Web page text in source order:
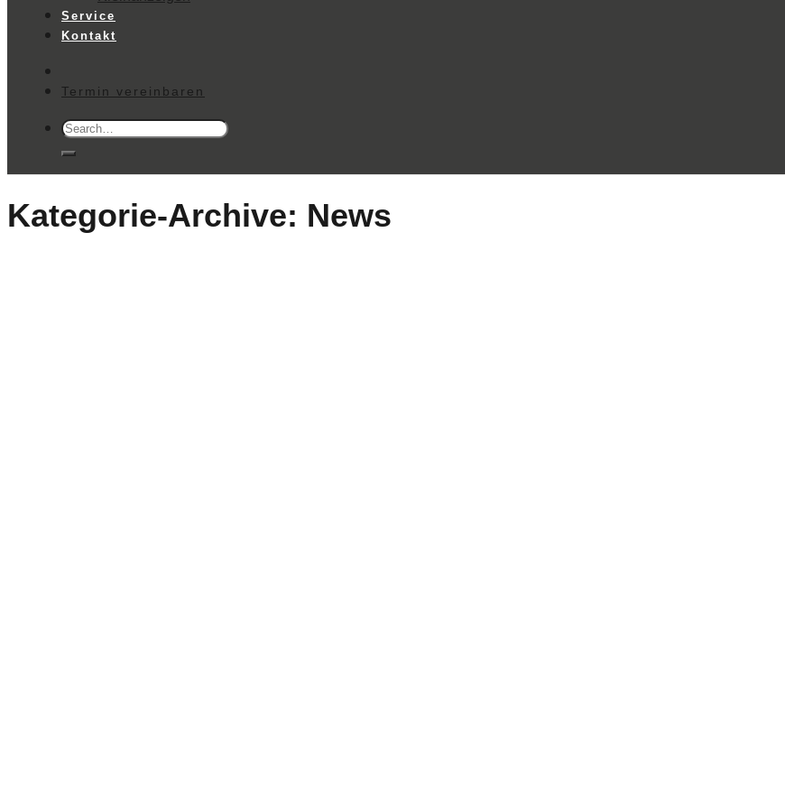
Service
Kontakt
Termin vereinbaren
Search
Kategorie-Archive: News